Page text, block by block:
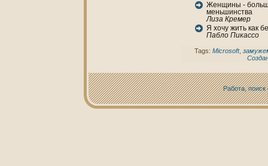
Женщины -
меньшинства
Лиза Кремер
Я хочу жить как
Пабло Пикассо
Tags: Microsoft,
Работа, поиск